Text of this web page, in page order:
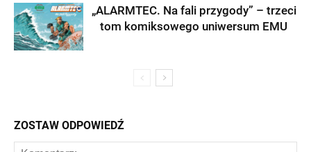
„ALARMTEC. Na fali przygody” – trzeci
tom komiksowego uniwersum EMU
ZOSTAW ODPOWIEDŹ